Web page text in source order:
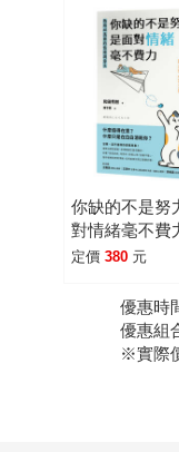
你缺的不是努
對情緒毫不費
失控！練習不
定價 380 元
優惠時
優惠組
※實際